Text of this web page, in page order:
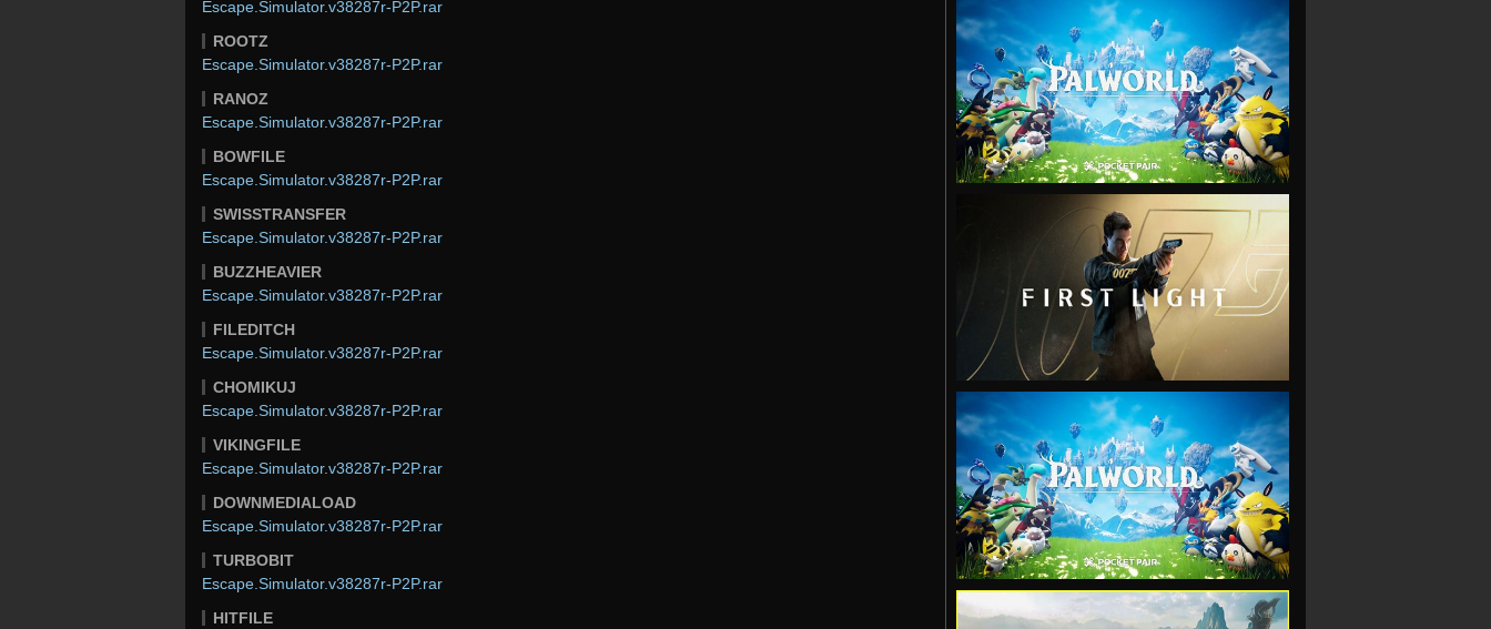
Escape.Simulator.v38287r-P2P.rar
ROOTZ
Escape.Simulator.v38287r-P2P.rar
RANOZ
Escape.Simulator.v38287r-P2P.rar
BOWFILE
Escape.Simulator.v38287r-P2P.rar
SWISSTRANSFER
Escape.Simulator.v38287r-P2P.rar
BUZZHEAVIER
Escape.Simulator.v38287r-P2P.rar
FILEDITCH
Escape.Simulator.v38287r-P2P.rar
CHOMIKUJ
Escape.Simulator.v38287r-P2P.rar
VIKINGFILE
Escape.Simulator.v38287r-P2P.rar
DOWNMEDIALOAD
Escape.Simulator.v38287r-P2P.rar
TURBOBIT
Escape.Simulator.v38287r-P2P.rar
HITFILE
VIEW
VIEW
VIEW